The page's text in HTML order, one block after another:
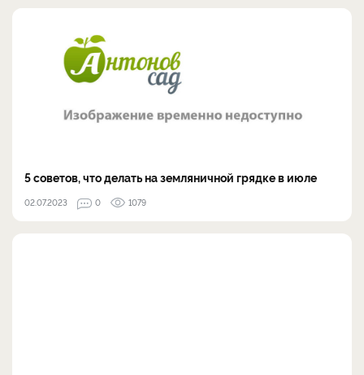
5 советов, что делать на земляничной грядке в июле
02.07.2023 0 1079